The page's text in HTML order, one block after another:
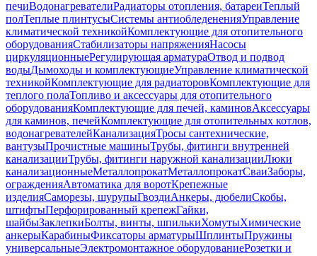
печиВодонагревателиРадиаторы отопления, батареиТеплый
полТеплые плинтусыСистемы антиобледененияУправление
климатической техникойКомплектующие для отопительного
оборудованияСтабилизаторы напряженияНасосы
циркуляционныеРегулирующая арматураОтвод и подвод
водыДымоходы и комплектующиеУправление климатической
техникойКомплектующие для радиаторовКомплектующие для
теплого полаТопливо и аксессуары для отопительного
оборудованияКомплектующие для печей, каминовАксессуары
для каминов, печейКомплектующие для отопительных котлов,
водонагревателейКанализацияТросы сантехнические,
вантузыПрочистные машиныТрубы, фитинги внутренней
канализацииТрубы, фитинги наружной канализацииЛюки
канализационныеМеталлопрокатМеталлопрокатСваиЗаборы,
огражденияАвтоматика для воротКрепежные
изделияСаморезы, шурупыГвоздиАнкеры, дюбелиСкобы,
штифтыПерфорированный крепежГайки,
шайбыЗаклепкиБолты, винты, шпилькиХомутыХимические
анкерыКарабиныФиксаторы арматурыШплинтыПружины
универсальныеЭлектромонтажное оборудованиеРозетки и